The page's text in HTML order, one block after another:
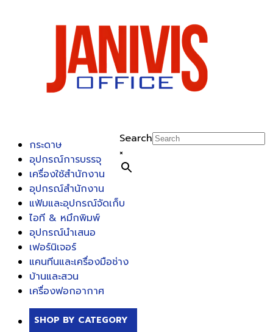
Search
×
กระดาษ
อุปกรณ์การบรรจุ
เครื่องใช้สำนักงาน
อุปกรณ์สำนักงาน
แฟ้มและอุปกรณ์จัดเก็บ
ไอที & หมึกพิมพ์
อุปกรณ์นำเสนอ
เฟอร์นิเจอร์
แคนทีนและเครื่องมือช่าง
บ้านและสวน
เครื่องฟอกอากาศ
SHOP BY CATEGORY